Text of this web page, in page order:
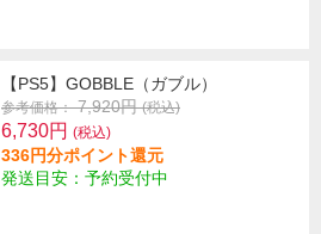
【PS5】GOBBLE（ガブル）
参考価格： 7,920円(税込)
6,730円 (税込)
336円分ポイント還元
発送目安：予約受付中